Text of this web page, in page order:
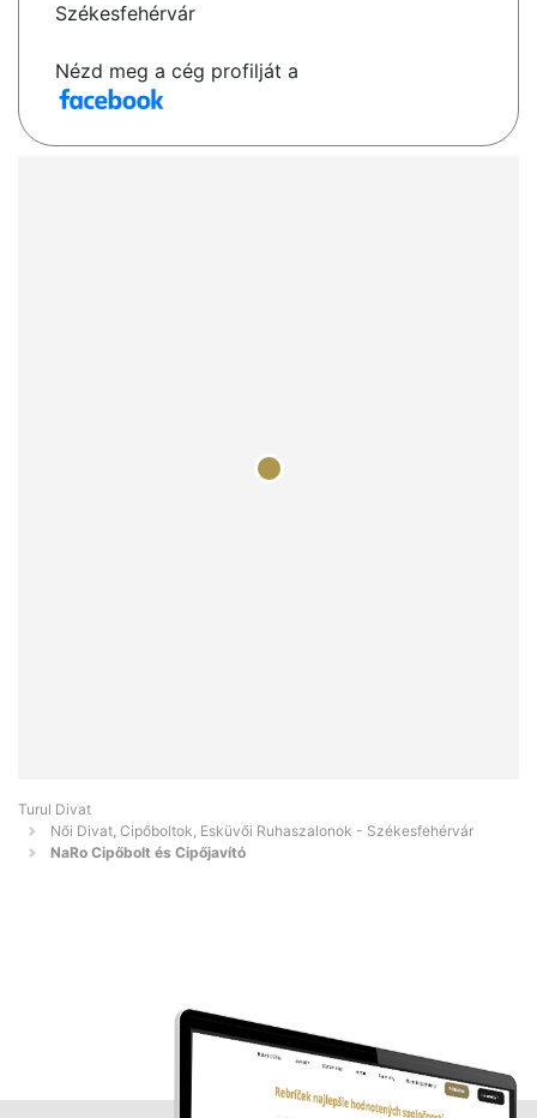
Székesfehérvár
Nézd meg a cég profilját a
Turul Divat
Női Divat, Cipőboltok, Esküvői Ruhaszalonok - Székesfehérvár
NaRo Cipőbolt és Cipőjavító